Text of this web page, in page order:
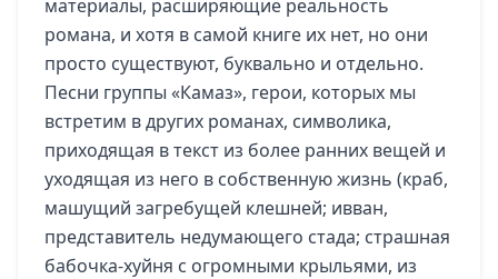
материалы, расширяющие реальность
романа, и хотя в самой книге их нет, но они
просто существуют, буквально и отдельно.
Песни группы «Камаз», герои, которых мы
встретим в других романах, символика,
приходящая в текст из более ранних вещей и
уходящая из него в собственную жизнь (краб,
машущий загребущей клешней; ивван,
представитель недумающего стада; страшная
бабочка-хуйня с огромными крыльями, из